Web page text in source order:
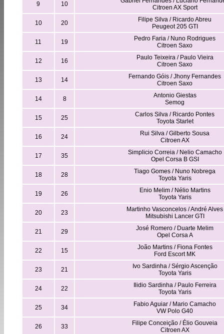
9 10
Citroen AX Sport
10 20
Filipe Silva / Ricardo Abreu
Peugeot 205 GTI
11 19
Pedro Faria / Nuno Rodrigues
Citroen Saxo
12 16
Paulo Teixeira / Paulo Vieira
Citroen Saxo
13 14
Fernando Góis / Jhony Fernandes
Citroen Saxo
14 8
Antonio Giestas
Semog
15 25
Carlos Silva / Ricardo Pontes
Toyota Starlet
16 24
Rui Silva / Gilberto Sousa
Citroen AX
17 35
Simplicio Correia / Nelio Camacho
Opel Corsa B GSI
18 28
Tiago Gomes / Nuno Nobrega
Toyota Yaris
19 26
Enio Melim / Nélio Martins
Toyota Yaris
20 23
Martinho Vasconcelos / André Alves
Mitsubishi Lancer GTI
21 29
José Romero / Duarte Melim
Opel Corsa A
22 15
João Martins / Fiona Fontes
Ford Escort MK
23 21
Ivo Sardinha / Sérgio Ascenção
Toyota Yaris
24 22
Ilidio Sardinha / Paulo Ferreira
Toyota Yaris
25 34
Fabio Aguiar / Mario Camacho
VW Polo G40
26 33
Filipe Conceição / Élio Gouveia
Citroen AX